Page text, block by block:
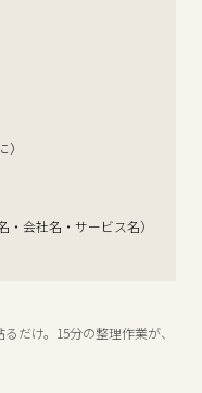
会社名・サービス名）
だけ。15分の整理作業が、